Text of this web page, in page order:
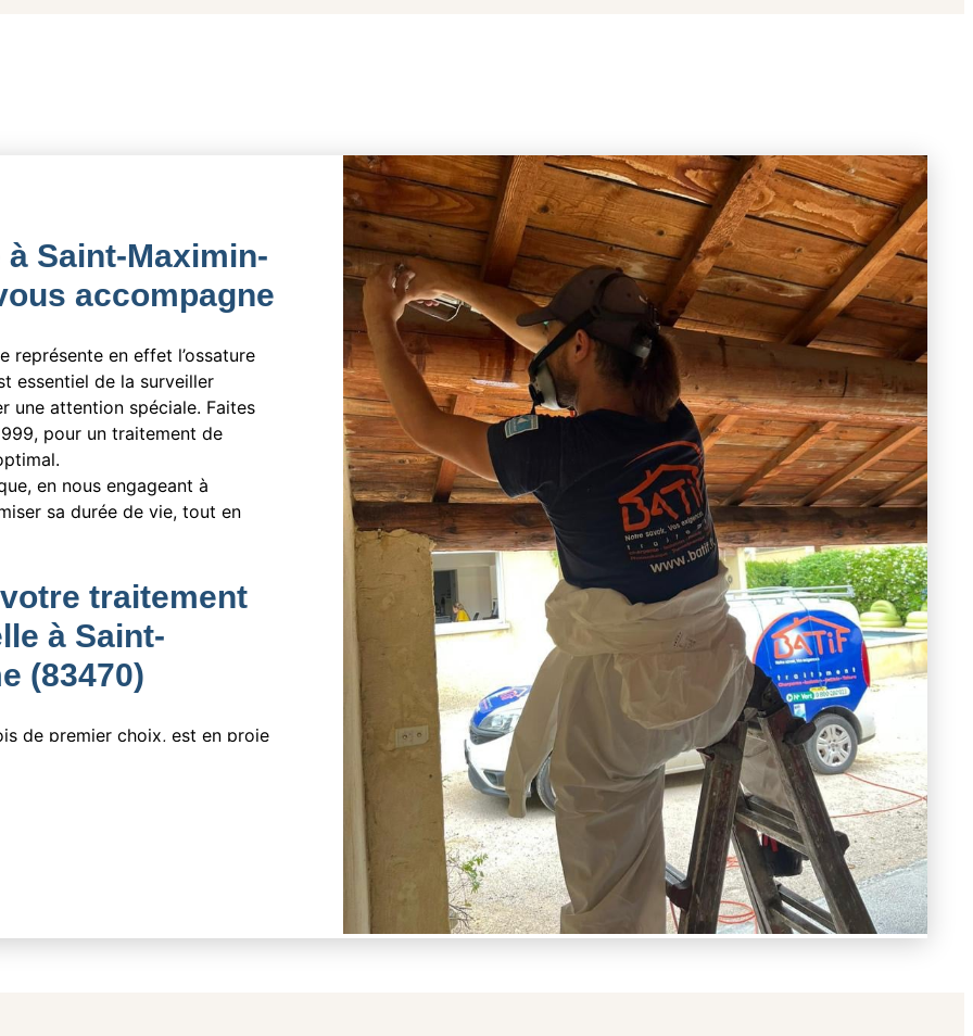
Saint-Maximin-
accompagne
représente en effet l’ossature
essentiel de la surveiller
une attention spéciale. Faites
pour un traitement de
en nous engageant à
sa durée de vie, tout en
traitement
à Saint-
(83470)
de premier choix, est en proie
Les nuisibles xylophages